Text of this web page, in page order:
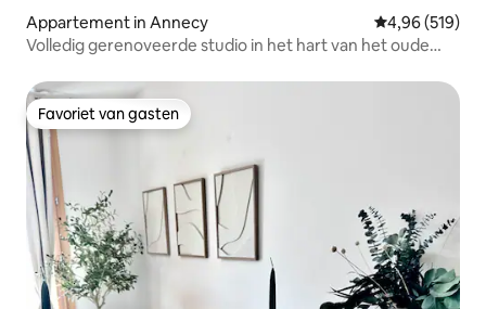
Appartement in Annecy Gemiddelde
4,96 (519)
Volledig gerenoveerde studio in het hart van het oude
Favoriet van gasten
Favoriet van gasten